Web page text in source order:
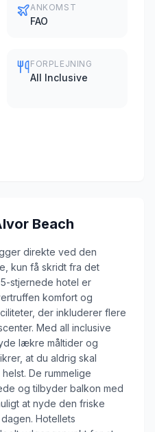
ANKOMST
FAO
FORPLEJNING
All Inclusive
Beach
direkte ved den
kun få skridt fra det
stjernede hotel er
komfort og
der inkluderer flere
Med all inclusive
lækre måltider og
at du aldrig skal
De rummelige
og tilbyder balkon med
at nyde den friske
Hotellets